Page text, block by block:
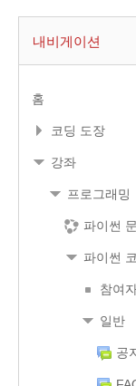
내비게이션
홈
코딩 도장
강좌
프로그래밍
파이썬
파이썬
참여
일반
공